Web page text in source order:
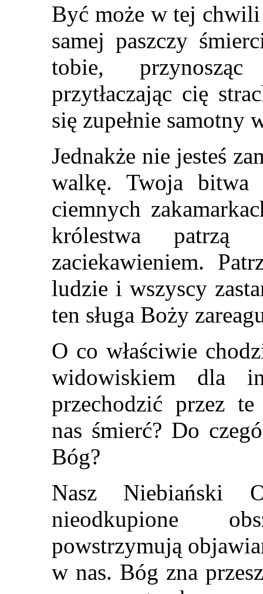
Być może w tej
samej paszczy
tobie,
przytłaczając cię
się zupełnie samotny
Jednakże nie jesteś
walkę. Twoja
ciemnych
królestwa
zaciekawieniem.
ludzie i wszyscy
ten sługa Boży
O co właściwie
widowiskiem dla
przechodzić przez te
nas śmierć? Do
Bóg?
Nasz Niebiański
nieodkupione
powstrzymują
w nas. Bóg zna